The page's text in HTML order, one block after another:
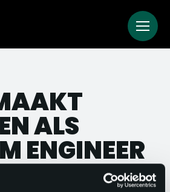
ALS
ENGINEER